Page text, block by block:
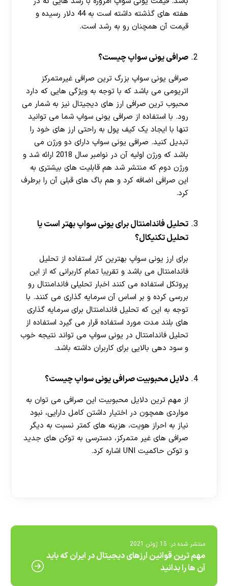
هفته های گذشته داشته است به 44 دلار رسیده و
قیمت آن همچنان رو به رشد است.
صرافی یونی سواپ چیست؟
صرافی یونی سواپ بزرگ ترین صرافی غیرمتمرکز
اتریومی می باشد که با توجه به ویژگی هایی که دارد
محبوب ترین صرافی ارز های دیجیتال نیز به شمار می
رود. با استفاده از صرافی یونی سواپ شما می توانید
تنها با ایجاد یک کیف پول به راحتی ارز های خود را
تبدیل کنید. صرافی یونی سواپ دارای دو ورژن می
باشد که ورژن اولیه آن در نوامبر سال 2018 ارائه شد و
ورژن دوم که منتشر شد هم قابلیت های بیشتری به
این صرافی اضافه کرد و هم باگ های قبلی آن را برطرف
کرد.
تحلیل فاندامنتال برای یونی سواپ بهتر است یا
تحلیل تکنیکال؟
برای ارز یونی سواپ بهترین کار استفاده از تحلیل
فاندامنتال می باشد و تقریبا تمام کاربرانی که از این
پروتکل استفاده می کنند اخبار تحلیلی فاندامنتال رو
بررسی کرده و بر اساس آن سرمایه گذاری می کنند. با
توجه به این که تحلیل فاندامنتال برای سرمایه گذاری
های بلند مدت مورد استفاده قرار می گیرد استفاده از
تحلیل فاندامنتال در یونی سواپ می تواند نتیجه خوب
و سود دهی بالایی برای کاربران داشته باشد.
دلایل محبوبیت صرافی یونی سواپ چیست؟
از مهم ترین دلایل محبوبیت این صرافی می توان به
مواردی همچون در اختیار داشتن کامل دارایی، نبود
نیاز به احراز هویت، هزینه های کمتر نسبت به دیگر
صرافی های غیر متمرکز، دسترسی به توکن های جدید
و توکن حاکمیت UNI اشاره کرد.
منتشر شده در: 15 ژوئن 2021
مهم ترین قوانین ارزهای دیجیتال در ایران که باید
آن ها را بدانید